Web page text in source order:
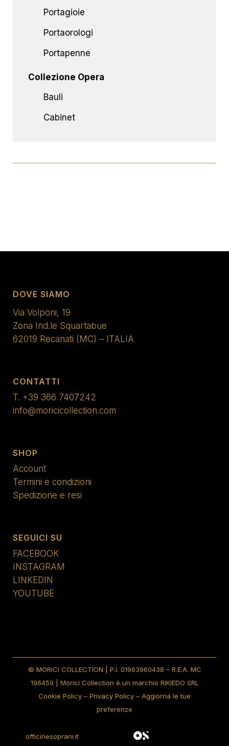
Portagioie
Portaorologi
Portapenne
Collezione Opera
Bauli
Cabinet
DOVE SIAMO
Via Volponi, 19
Zona Ind.le Squartabue
62019 Recanati (MC) – ITALIA
CONTATTI
T. +39 366 7407242
info@moricicollection.com
SHOP
Account
Termini e condizioni
Spedizione e resi
SEGUICI SU
FACEBOOK
INSTAGRAM
LINKEDIN
YOUTUBE
© MORICI COLLECTION | P.I. 01963960438 – R.E.A. MC
196459 | Morici Collection è un marchio RIKIEDO SRL
Cookie Policy – Privacy Policy – Aggiorna le tue
preferenze
officinesoprani.it